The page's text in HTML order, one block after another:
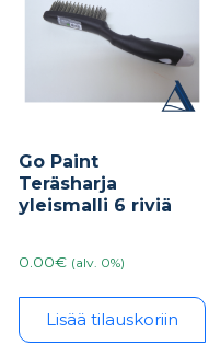
Go Paint
Teräsharja
yleismalli 6 riviä
0.00€ (alv. 0%)
Lisää tilauskoriin